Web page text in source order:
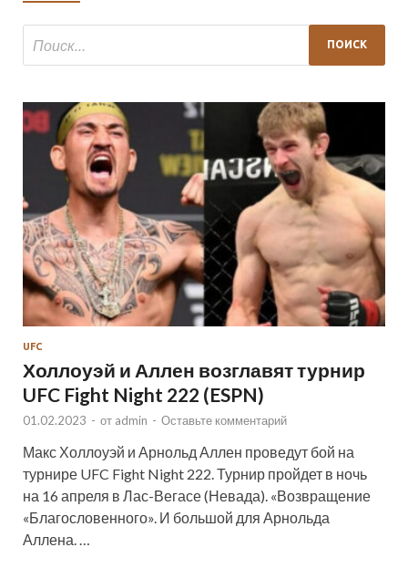
UFC
Холлоуэй и Аллен возглавят турнир
UFC Fight Night 222 (ESPN)
01.02.2023 - от admin - Оставьте комментарий
Макс Холлоуэй и Арнольд Аллен проведут бой на
турнире UFC Fight Night 222. Турнир пройдет в ночь
на 16 апреля в Лас-Вегасе (Невада). «Возвращение
«Благословенного». И большой для Арнольда
Аллена. …